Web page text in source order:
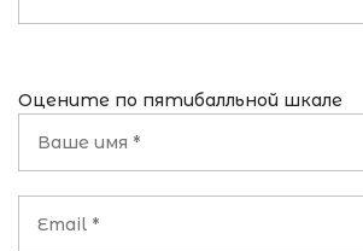
Оцените по пятибалльной шкале